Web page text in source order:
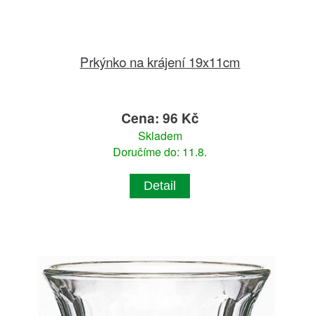
Prkýnko na krájení 19x11cm
Cena: 96 Kč
Skladem
Doručíme do: 11.8.
Detail